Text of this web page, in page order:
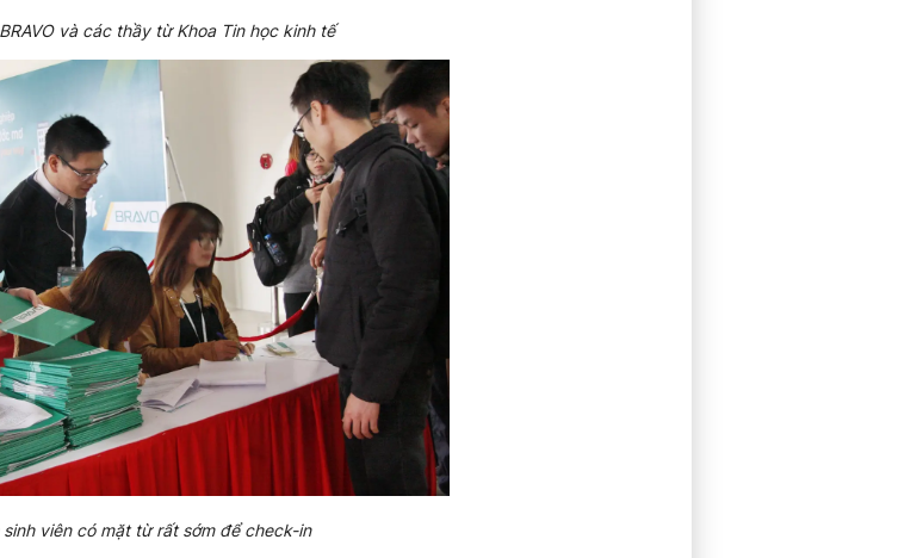
và các thầy từ Khoa Tin học kinh tế
sinh viên có mặt từ rất sớm để check-in